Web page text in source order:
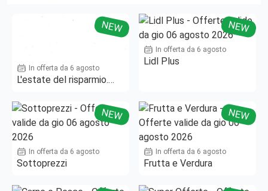
NEW
In offerta da 6 agosto
L'estate del risparmio.
NEW
In offerta da 6 agosto
Lidl Plus
NEW
In offerta da 6 agosto
Sottoprezzi
NEW
In offerta da 6 agosto
Frutta e Verdura